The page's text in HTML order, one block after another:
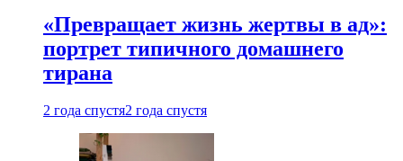
«Превращает жизнь жертвы в ад»:
портрет типичного домашнего
тирана
2 года спустя2 года спустя